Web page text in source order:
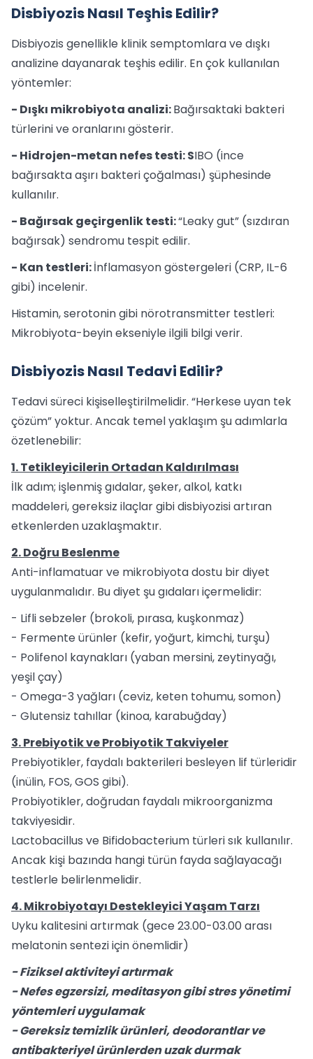
Disbiyozis Nasıl Teşhis Edilir?
Disbiyozis genellikle klinik semptomlara ve dışkı
analizine dayanarak teşhis edilir. En çok kullanılan
yöntemler:
- Dışkı mikrobiyota analizi:Bağırsaktaki bakteri
türlerini ve oranlarını gösterir.
- Hidrojen-metan nefes testi: SIBO (ince
bağırsakta aşırı bakteri çoğalması) şüphesinde
kullanılır.
- Bağırsak geçirgenlik testi:“Leaky gut” (sızdıran
bağırsak) sendromu tespit edilir.
- Kan testleri:İnflamasyon göstergeleri (CRP, IL-6
gibi) incelenir.
Histamin, serotonin gibi nörotransmitter testleri:
Mikrobiyota-beyin ekseniyle ilgili bilgi verir.
Disbiyozis Nasıl Tedavi Edilir?
Tedavi süreci kişiselleştirilmelidir. “Herkese uyan tek
çözüm” yoktur. Ancak temel yaklaşım şu adımlarla
özetlenebilir:
1. Tetikleyicilerin Ortadan Kaldırılması
İlk adım; işlenmiş gıdalar, şeker, alkol, katkı
maddeleri, gereksiz ilaçlar gibi disbiyozisi artıran
etkenlerden uzaklaşmaktır.
2. Doğru Beslenme
Anti-inflamatuar ve mikrobiyota dostu bir diyet
uygulanmalıdır. Bu diyet şu gıdaları içermelidir:
- Lifli sebzeler (brokoli, pırasa, kuşkonmaz)
- Fermente ürünler (kefir, yoğurt, kimchi, turşu)
- Polifenol kaynakları (yaban mersini, zeytinyağı,
yeşil çay)
- Omega-3 yağları (ceviz, keten tohumu, somon)
- Glutensiz tahıllar (kinoa, karabuğday)
3. Prebiyotik ve Probiyotik Takviyeler
Prebiyotikler, faydalı bakterileri besleyen lif türleridir
(inülin, FOS, GOS gibi).
Probiyotikler, doğrudan faydalı mikroorganizma
takviyesidir.
Lactobacillus ve Bifidobacterium türleri sık kullanılır.
Ancak kişi bazında hangi türün fayda sağlayacağı
testlerle belirlenmelidir.
4. Mikrobiyotayı Destekleyici Yaşam Tarzı
Uyku kalitesini artırmak (gece 23.00-03.00 arası
melatonin sentezi için önemlidir)
- Fiziksel aktiviteyi artırmak
- Nefes egzersizi, meditasyon gibi stres yönetimi
yöntemleri uygulamak
- Gereksiz temizlik ürünleri, deodorantlar ve
antibakteriyel ürünlerden uzak durmak